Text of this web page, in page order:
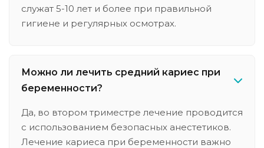
служат 5-10 лет и более при правильной
гигиене и регулярных осмотрах.
Можно ли лечить средний кариес при
беременности?
Да, во втором триместре лечение проводится
с использованием безопасных анестетиков.
Лечение кариеса при беременности важно